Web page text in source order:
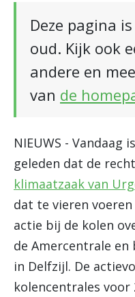
Deze pagina
oud. Kijk ook
andere en
van de
NIEUWS - Vandaag
geleden dat de
klimaatzaak van
dat te vieren
actie bij de kolen
de Amercentrale en
in Delfzijl. De
kolencentrales voor